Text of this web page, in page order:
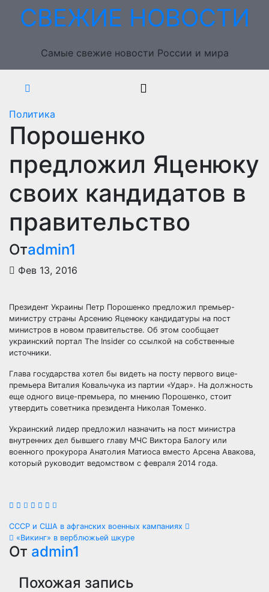
ПерейтиСВЕЖИЕ НОВОСТИ
Самые свежие новости России и мира
Политика
Порошенко
предложил Яценюку
своих кандидатов в
правительство
Отadmin1
Фев 13, 2016
Президент Украины Петр Порошенко предложил премьер-
министру страны Арсению Яценюку кандидатуры на пост
министров в новом правительстве. Об этом сообщает
украинский портал The Insider со ссылкой на собственные
источники.
Глава государства хотел бы видеть на посту первого вице-
премьера Виталия Ковальчука из партии «Удар». На должность
еще одного вице-премьера, по мнению Порошенко, стоит
утвердить советника президента Николая Томенко.
Украинский лидер предложил назначить на пост министра
внутренних дел бывшего главу МЧС Виктора Балогу или
военного прокурора Анатолия Матиоса вместо Арсена Авакова,
который руководит ведомством с февраля 2014 года.
Навигация
по
записям
СССР и США в афганских военных кампаниях
«Викинг» в верблюжьей шкуре
От admin1
Похожая запись